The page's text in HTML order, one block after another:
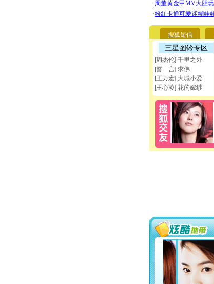
搜狐短信
三星图铃专区
[周杰伦] 千里之外
[誓 言] 求佛
[王力宏] 大城小爱
[王心凌] 花的嫁纱